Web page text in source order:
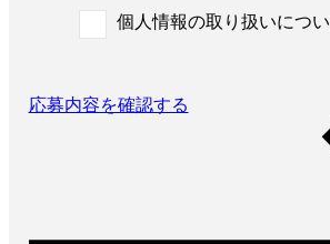
ていただきます。
外国籍の方からは、日本国で
きます。
また、特定の業務に従事する
るかを判断する目的で、健康
手帳等の提出をお願いするこ
なお、電話によるお問い合わ
ご連絡等の際、内容の正確
個人情報の取り扱いにつ
応募内容を確認する